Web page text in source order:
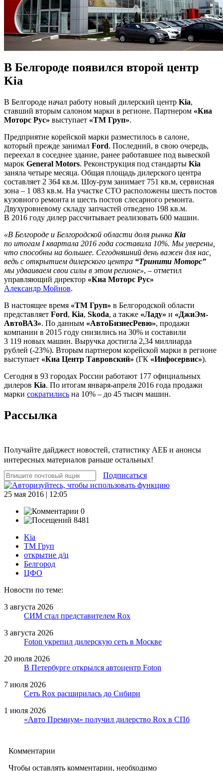
В Белгороде появился второй центр
Kia
В Белгороде начал работу новый дилерский центр Kia,
ставший вторым салоном марки в регионе. Партнером «Киа
Моторс Рус» выступает «ТМ Груп».
Предприятие корейской марки разместилось в салоне,
который прежде занимал Ford. Последний, в свою очередь,
переехал в соседнее здание, ранее работавшее под вывеской
марок General Motors. Реконструкция под стандарты Kia
заняла четыре месяца. Общая площадь дилерского центра
составляет 2 364 кв.м. Шоу-рум занимает 751 кв.м, сервисная
зона – 1 083 кв.м. На участке СТО расположены шесть постов
кузовного ремонта и шесть постов слесарного ремонта.
Двухуровневому складу запчастей отведено 198 кв.м.
В 2016 году дилер рассчитывает реализовать 600 машин.
«В Белгороде и Белгородской области доля рынка Kia
по итогам I квартала 2016 года составила 10%. Мы уверены,
что способны на большее. Сегодняшний день важен для нас,
ведь с открытием дилерского центра “Тринити Моторс”
мы удваиваем свои силы в этом регионе», – отметил
управляющий директор «Киа Моторс Рус»
Александр Мойнов.
В настоящее время «ТМ Груп» в Белгородской области
представляет Ford, Kia, Skoda, а также «Ладу» и «ДжиЭм-
АвтоВАЗ». По данным «АвтоБизнесРевю», продажи
компании в 2015 году снизились на 30% и составили
3 119 новых машин. Выручка достигла 2,34 миллиарда
рублей (-23%). Вторым партнером корейской марки в регионе
выступает «Киа Центр Тавровский» (ГК «Инфосервис»).
Сегодня в 93 городах России работают 177 официальных
дилеров Kia. По итогам января-апреля 2016 года продажи
марки сократились на 10% – до 45 тысяч машин.
Рассылка
Получайте дайджест новостей, статистику АЕБ и анонсы
интересных материалов раньше остальных!
Подписаться
25 мая 2016 | 12:05
0
8481
Kia
ТМ Груп
открытие д/ц
Белгород
ЦФО
Новости по теме:
3 августа 2026
СИМ стал представителем Rox
3 августа 2026
Foton укрепил дилерскую сеть в Москве
20 июля 2026
В Петербурге открылся автоцентр Foton
7 июля 2026
Сеть Rox расширилась до Сибири
1 июля 2026
«Авто Премиум» получил дилерство Rox в СПб
Комментарии
Чтобы оставлять комментарии, необходимо